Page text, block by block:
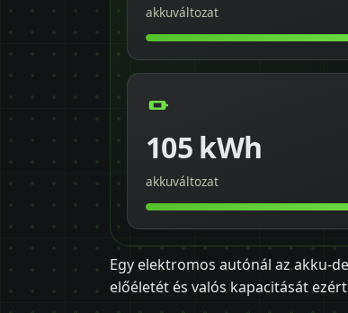
akkuváltozat
105 kWh
akkuváltozat
Egy elektromos autónál az akku-
előéletét és valós kapacitását